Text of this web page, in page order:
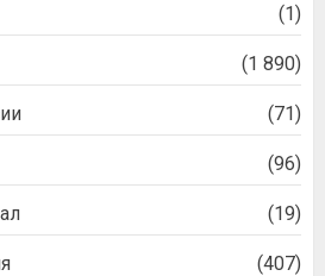
(1)
(1 890)
(71)
(96)
(19)
(407)